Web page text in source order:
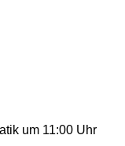
um 11:00 Uhr